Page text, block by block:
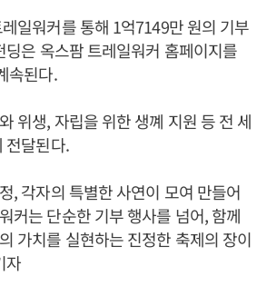
일워커를 통해 1억7149만 원의 기부
딩은 옥스팜 트레일워커 홈페이지를
속된다.
위생, 자립을 위한 생꼐 지원 등 전 세
전달된다.
, 각자의 특별한 사연이 모여 만들어
커는 단순한 기부 행사를 넘어, 함께
가치를 실현하는 진정한 축제의 장이
자